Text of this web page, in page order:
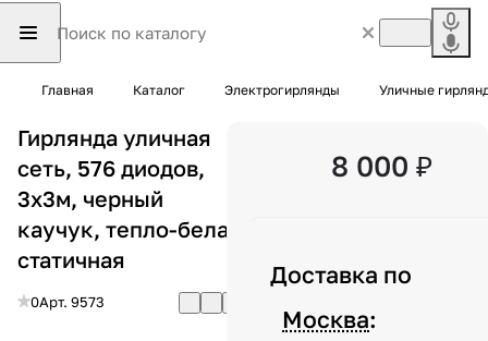
Главная Каталог Электрогирлянды Уличные
Гирлянда уличная
сеть, 576 диодов,
3х3м, черный
каучук, тепло-белая
статичная
0Арт. 9573
8 000 ₽
Доставка по
Москва: